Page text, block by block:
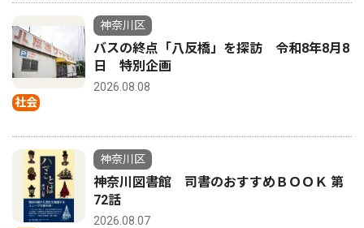
社会
神奈川区
バスの終点「八反橋」を探訪 令和8年8月8
日 特別企画
2026.08.08
神奈川区
神奈川図書館 司書のおすすめＢＯＯＫ 第
72話
2026.08.07